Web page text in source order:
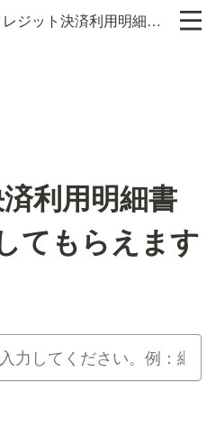
クレジット決済利用明細書(PDF)を送付してもらえますか？
利用明細書
てもらえます